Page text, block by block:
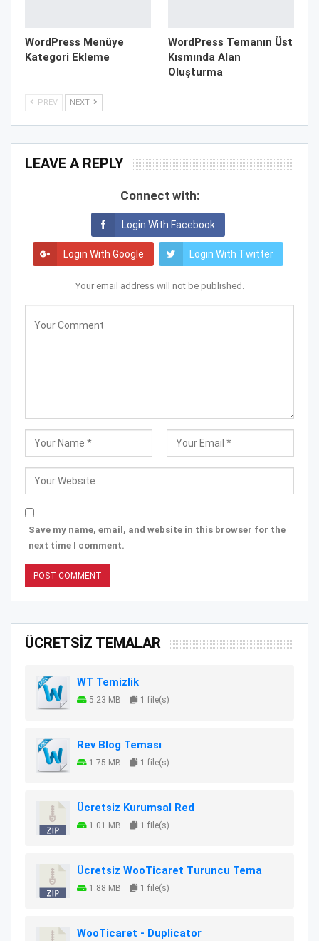
WordPress Menüye
Kategori Ekleme
WordPress Temanın Üst
Kısmında Alan
Oluşturma
PREV NEXT
LEAVE A REPLY
Connect with:
Login With Facebook
Login With Google Login With Twitter
Your email address will not be published.
Save my name, email, and website in this browser for the
next time I comment.
ÜCRETSİZ TEMALAR
WT Temizlik
5.23 MB 1 file(s)
Rev Blog Teması
1.75 MB 1 file(s)
Ücretsiz Kurumsal Red
1.01 MB 1 file(s)
Ücretsiz WooTicaret Turuncu Tema
1.88 MB 1 file(s)
WooTicaret - Duplicator